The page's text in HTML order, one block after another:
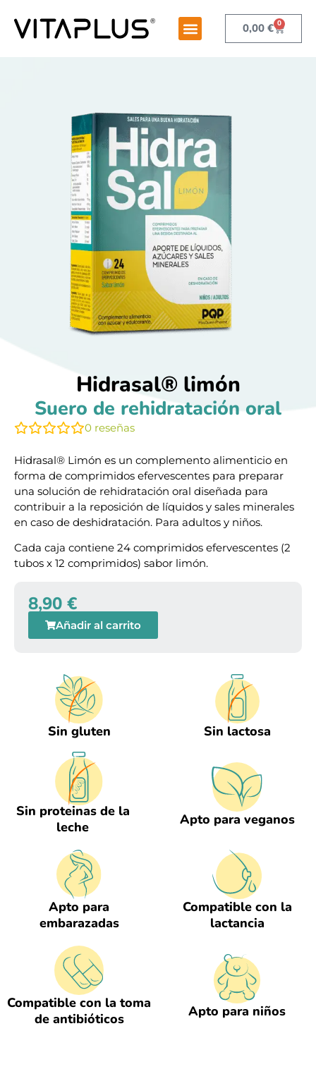
0,00 € 0
Hidrasal® limón
Suero de rehidratación oral
0 reseñas
Hidrasal® Limón es un complemento alimenticio en
forma de comprimidos efervescentes para preparar
una solución de rehidratación oral diseñada para
contribuir a la reposición de líquidos y sales minerales
en caso de deshidratación. Para adultos y niños.
Cada caja contiene 24 comprimidos efervescentes (2
tubos x 12 comprimidos) sabor limón.
8,90 €
Añadir al carrito
Sin gluten Sin lactosa
Sin proteinas de la
leche
Apto para veganos
Apto para
embarazadas
Compatible con la
lactancia
Compatible con la toma
de antibióticos
Apto para niños